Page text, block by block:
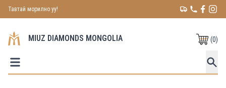
Тавтай морилно уу!
MIUZ DIAMONDS MONGOLIA (0)